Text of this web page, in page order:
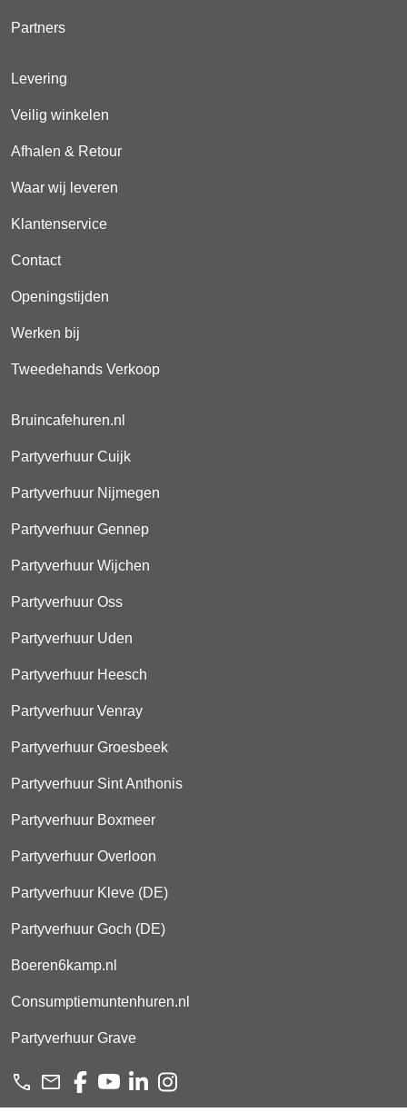
Partners
Levering
Veilig winkelen
Afhalen & Retour
Waar wij leveren
Klantenservice
Contact
Openingstijden
Werken bij
Tweedehands Verkoop
Bruincafehuren.nl
Partyverhuur Cuijk
Partyverhuur Nijmegen
Partyverhuur Gennep
Partyverhuur Wijchen
Partyverhuur Oss
Partyverhuur Uden
Partyverhuur Heesch
Partyverhuur Venray
Partyverhuur Groesbeek
Partyverhuur Sint Anthonis
Partyverhuur Boxmeer
Partyverhuur Overloon
Partyverhuur Kleve (DE)
Partyverhuur Goch (DE)
Boeren6kamp.nl
Consumptiemuntenhuren.nl
Partyverhuur Grave